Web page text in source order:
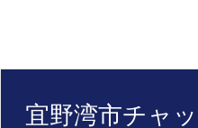
宜野湾市チャ